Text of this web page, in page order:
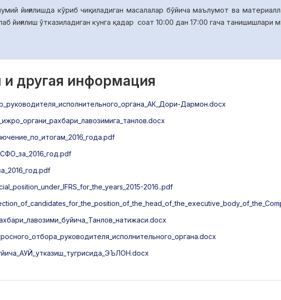
йиғилишда кўриб чиқиладиган масалалар бўйичамаълумот ва
йиғилиш ўтказиладиган кунга қадар соат 10:00 дан 17:00 гача танишишлари
другая информация
Дармон.docx
2016..pdf